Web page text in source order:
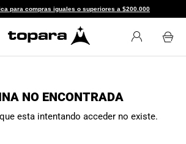
para compras iguales o superiores a $200.000
NO ENCONTRADA
esta intentando acceder no existe.